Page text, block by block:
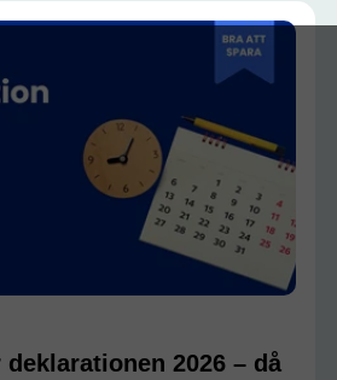
2026 – då